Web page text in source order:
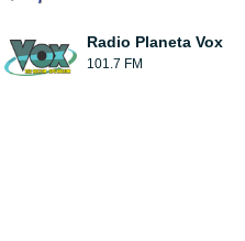
Radio Planeta Vox
101.7 FM